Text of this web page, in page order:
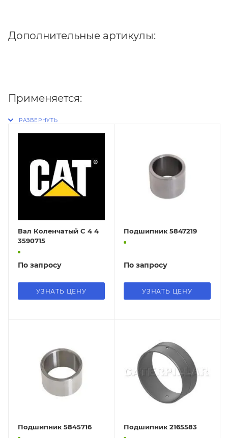
Дополнительные артикулы:
Применяется:
Вал Коленчатый C 4 4
3590715
По запросу
УЗНАТЬ ЦЕНУ
Подшипник 5847219
По запросу
УЗНАТЬ ЦЕНУ
Подшипник 5845716 Подшипник 2165583